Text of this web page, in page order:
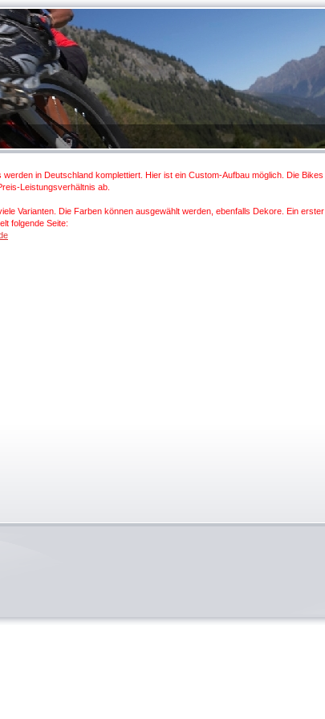
in Deutschland komplettiert. Hier ist ein Custom-Aufbau möglich. Die Bikes
Leistungsverhältnis ab.
Varianten. Die Farben können ausgewählt werden, ebenfalls Dekore. Ein erster
folgende Seite: